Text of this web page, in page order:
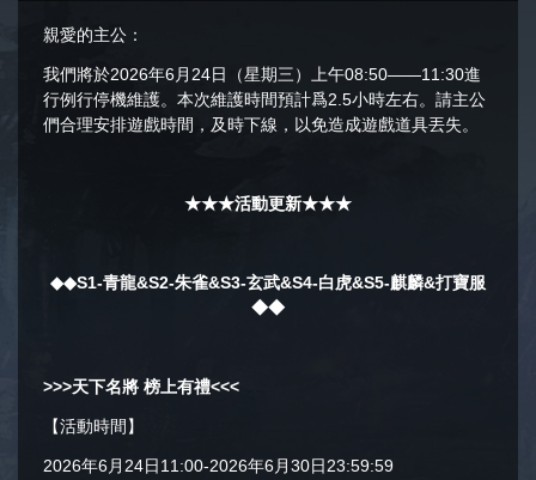
親愛的主公：
我們將於2026年6月24日（星期三）上午08:50——11:30進
行例行停機維護。本次維護時間預計爲2.5小時左右。請主公
們合理安排遊戲時間，及時下線，以免造成遊戲道具丟失。
★★★活動更新★★★
◆◆S1-青龍&S2-朱雀&S3-玄武&S4-白虎&S5-麒麟&打寶服
◆◆
>>>天下名將 榜上有禮<<<
【活動時間】
2026年6月24日11:00-2026年6月30日23:59:59